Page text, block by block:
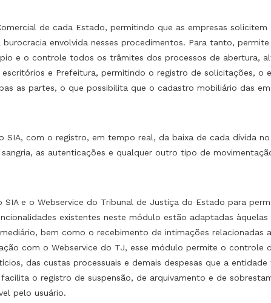
de cada Estado, permitindo que as empresas
envolvida nesses procedimentos. Para tanto,
e o controle todos os trâmites dos processos de abertura,
e Prefeitura, permitindo o registro de solicitações, o
as partes, o que possibilita que o cadastro mobiliário das
com o registro, em tempo real, da baixa de cada dívida
as autenticações e qualquer outro tipo de
e o Webservice do Tribunal de Justiça do Estado para
existentes neste módulo estão adaptadas
bem como o recebimento de intimações relacionadas
com o Webservice do TJ, esse módulo permite o
das custas processuais e demais despesas que a
o registro de suspensão, de arquivamento e de
pelo usuário.